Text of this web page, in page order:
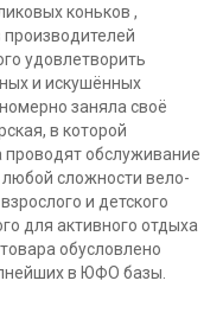
коньков ,
производителей
удовлетворить
и искушённых
заняла своё
в которой
обслуживание
сложности вело-
и детского
для активного отдыха
обусловлено
в ЮФО базы.